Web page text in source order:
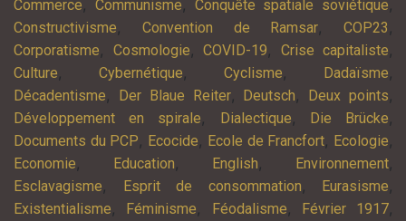
Commerce, Communisme, Conquête spatiale soviétique,
Constructivisme, Convention de Ramsar, COP23 ,
Corporatisme, Cosmologie, COVID-19, Crise capitaliste,
Culture, Cybernétique, Cyclisme, Dadaïsme,
Décadentisme, Der Blaue Reiter, Deutsch, Deux points,
Développement en spirale, Dialectique, Die Brücke,
Documents du PCP, Ecocide, Ecole de Francfort, Ecologie,
Economie, Education, English, Environnement,
Esclavagisme, Esprit de consommation, Eurasisme,
Existentialisme, Féminisme, Féodalisme, Février 1917,